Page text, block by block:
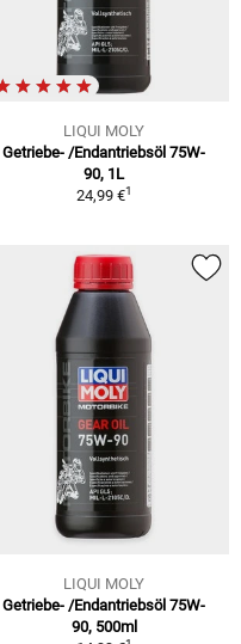
LIQUI MOLY
Getriebe- /Endantriebsöl 75W-
90, 1L
24,99 €1
LIQUI MOLY
Getriebe- /Endantriebsöl 75W-
90, 500ml